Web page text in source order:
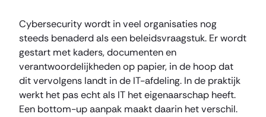
Cybersecurity wordt in veel organisaties nog
steeds benaderd als een beleidsvraagstuk. Er wordt
gestart met kaders, documenten en
verantwoordelijkheden op papier, in de hoop dat
dit vervolgens landt in de IT-afdeling. In de praktijk
werkt het pas echt als IT het eigenaarschap heeft.
Een bottom-up aanpak maakt daarin het verschil.